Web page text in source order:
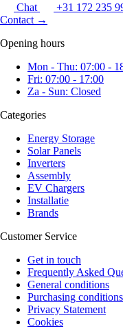
Chat +31 172 235
Contact →
Opening hours
Mon - Thu: 07:00 -
Fri: 07:00 - 17:00
Za - Sun: Closed
Categories
Energy Storage
Solar Panels
Inverters
Assembly
EV Chargers
Installatie
Brands
Customer Service
Get in touch
Frequently Asked
General conditions
Purchasing conditions
Privacy Statement
Cookies